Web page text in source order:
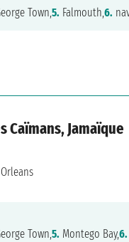
Town,5. Falmouth,6.
Caïmans, Jamaïque
Town,5. Montego Bay,6.